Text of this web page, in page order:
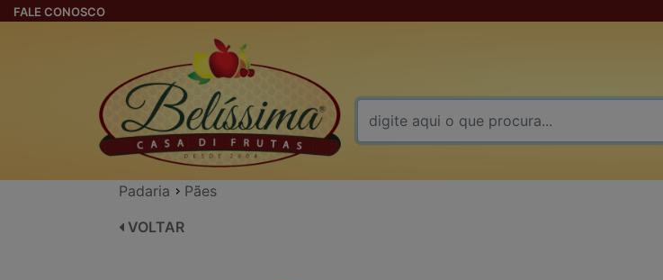
FALE CONOSCO
Padaria
Pães
VOLTAR